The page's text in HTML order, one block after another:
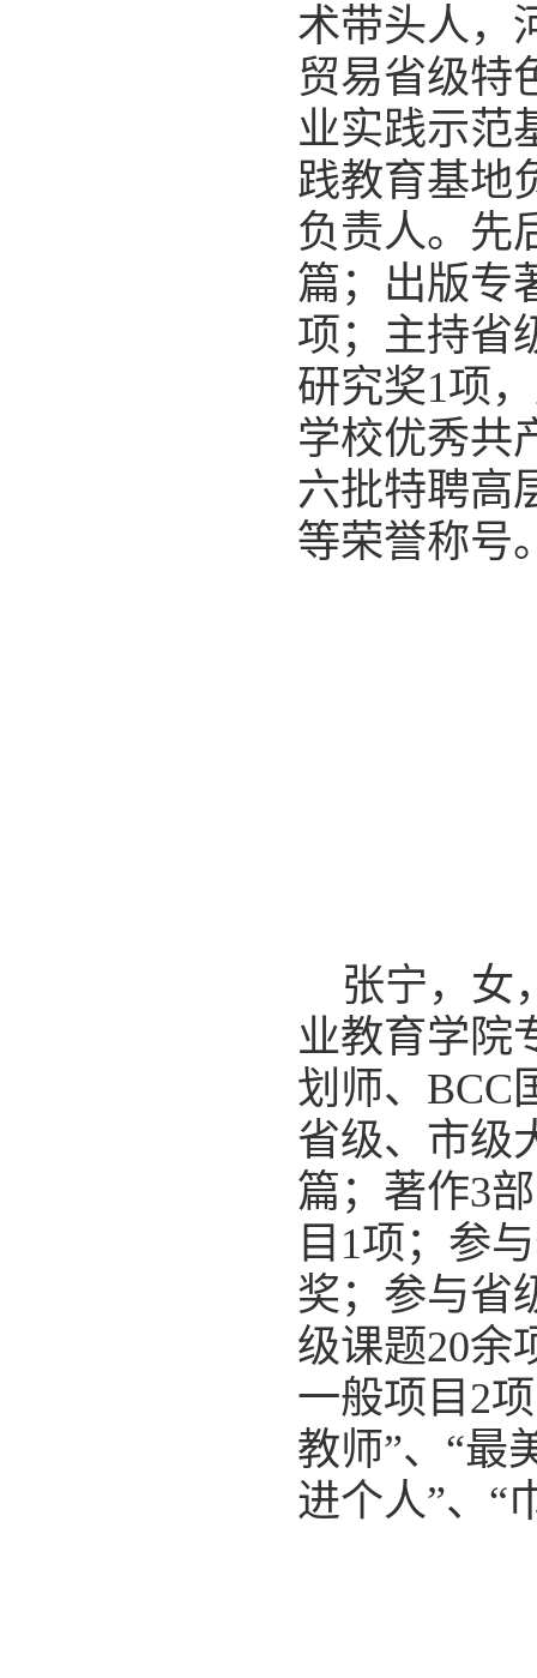
术带头人，
贸易省级特
业实践示范
践教育基地
负责人。先
篇；出版专
项；主持省
研究奖1项
学校优秀共
六批特聘高
等荣誉称号
张宁，女
业教育学院
划师、BCC
省级、市级
篇；著作3
目1项；参
奖；参与省
级课题20余
一般项目2
教师”、“最
进个人”、“